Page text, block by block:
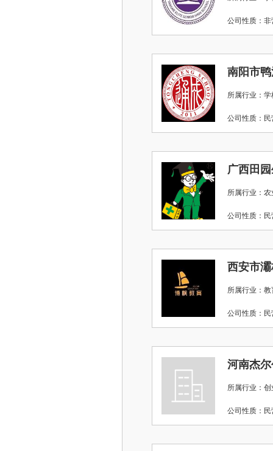
公司性质：
南阳市
所属行业：
公司性质
广西田
所属行业：农
公司性质
西安市
所属行业：
公司性质
河南杰
所属行业：
公司性质